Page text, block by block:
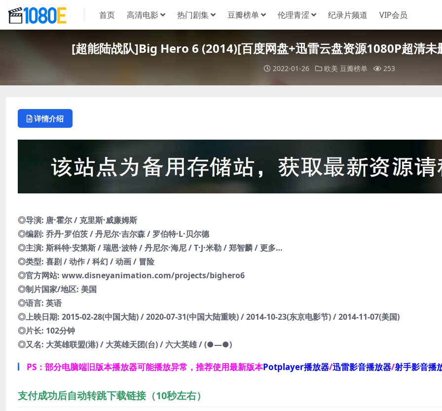
首页 高清电影 热门剧集 豆瓣榜单 伦理青涩 纪录片频道 VIP会员
[超能陆战队]Big Hero 6 (2014)[百度网盘+迅雷云盘资源1080P超清
2022-01-26 欧美 豆瓣榜单 253
详情介绍
◎导演: 唐·霍尔 / 克里斯·威廉姆斯
◎编剧: 乔丹·罗伯茨 / 丹尼尔·吉尔森 / 罗伯特·L·贝尔德
◎主演: 斯科特·安第斯 / 瑞恩·波特 / 丹尼尔·海尼 / T·J·米勒 / 郑智麟 / 更多…
◎类型: 喜剧 / 动作 / 科幻 / 动画 / 冒险
◎官方网站: www.disneyanimation.com/projects/bighero6
◎制片国家/地区: 美国
◎语言: 英语
◎上映日期: 2015-02-28(中国大陆) / 2020-07-31(中国大陆重映) / 2014-10-23(东京电影节) / 2014-11-07(美国)
◎片长: 102分钟
◎又名: 大英雄联盟(港) / 大英雄天团(台) / 六大英雄 / (●—●)
PS：部分电脑端旧版本播放器可能播放异常，推荐使用最新版本Potplayer播放器/迅雷影音播放器/射手影音播
支付成功后自动转跳下载链接（10秒左右）